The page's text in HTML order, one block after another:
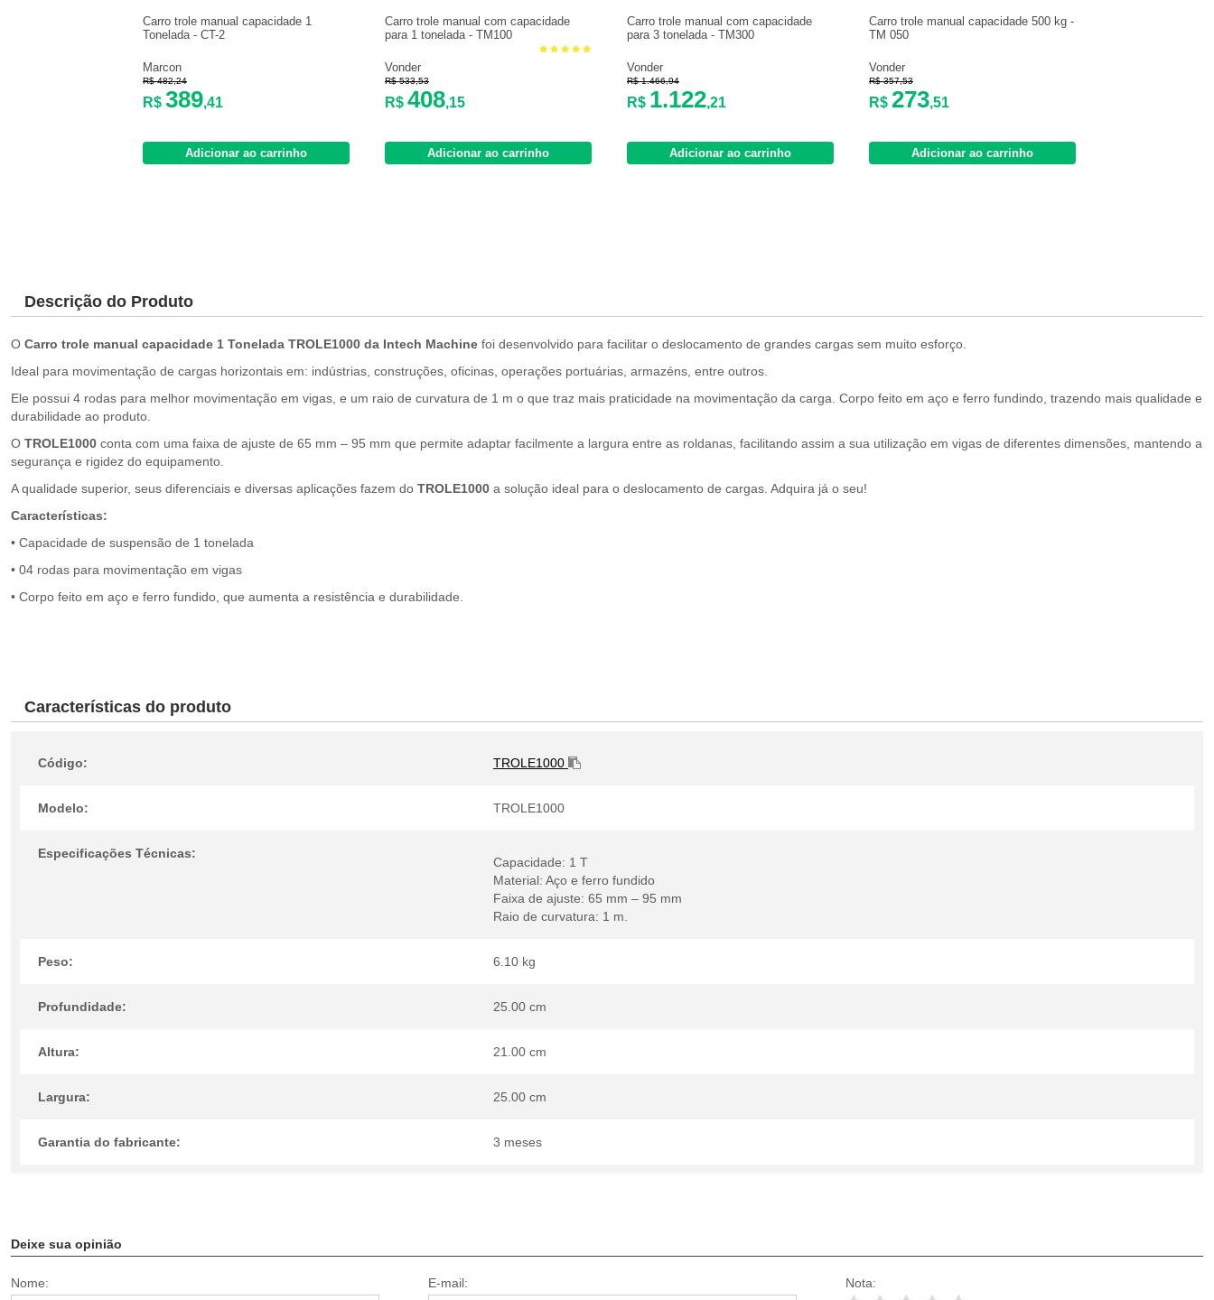
Carro trole manual capacidade 1
Tonelada - CT-2
Marcon
R$ 482,24
R$ 389,41
Adicionar ao carrinho
Carro trole manual com capacidade
para 1 tonelada - TM100
Vonder
R$ 533,53
R$ 408,15
Adicionar ao carrinho
Carro trole manual com capacidade
para 3 tonelada - TM300
Vonder
R$ 1.466,94
R$ 1.122,21
Adicionar ao carrinho
Carro trole manual capacidade 500 kg -
TM 050
Vonder
R$ 357,53
R$ 273,51
Adicionar ao carrinho
Descrição do Produto
O Carro trole manual capacidade 1 Tonelada TROLE1000 da Intech Machine foi desenvolvido para facilitar o deslocamento de grandes cargas sem muito esforço.
Ideal para movimentação de cargas horizontais em: indústrias, construções, oficinas, operações portuárias, armazéns, entre outros.
Ele possui 4 rodas para melhor movimentação em vigas, e um raio de curvatura de 1 m o que traz mais praticidade na movimentação da carga. Corpo feito em aço e ferro fundindo, trazendo mais qualidade e
durabilidade ao produto.
O TROLE1000 conta com uma faixa de ajuste de 65 mm – 95 mm que permite adaptar facilmente a largura entre as roldanas, facilitando assim a sua utilização em vigas de diferentes dimensões, mantendo a
segurança e rigidez do equipamento.
A qualidade superior, seus diferenciais e diversas aplicações fazem do TROLE1000 a solução ideal para o deslocamento de cargas. Adquira já o seu!
Características:
• Capacidade de suspensão de 1 tonelada
• 04 rodas para movimentação em vigas
• Corpo feito em aço e ferro fundido, que aumenta a resistência e durabilidade.
Características do produto
Código: TROLE1000
Modelo: TROLE1000
Especificações Técnicas:
Capacidade: 1 T
Material: Aço e ferro fundido
Faixa de ajuste: 65 mm – 95 mm
Raio de curvatura: 1 m.
Peso: 6.10 kg
Profundidade: 25.00 cm
Altura: 21.00 cm
Largura: 25.00 cm
Garantia do fabricante: 3 meses
Deixe sua opinião
Nome: E-mail: Nota: